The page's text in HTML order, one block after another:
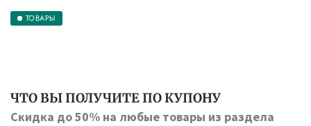
ТОВАРЫ
ЧТО ВЫ ПОЛУЧИТЕ ПО КУПОНУ
Скидка до 50% на любые товары из раздела